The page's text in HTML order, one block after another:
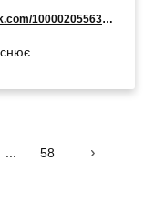
https://www.facebook.com/100002055630551
... 58